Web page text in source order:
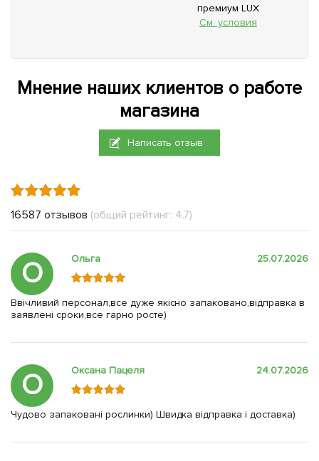
премиум LUX
См. условия
Мнение наших клиентов о работе
магазина
Написать отзыв
16587 отзывов (общий рейтинг: 4.7)
О Ольга 25.07.2026
Ввічливий персонал,все дуже якісно запаковано,відправка в
заявлені сроки,все гарно росте)
О Оксана Пацеля 24.07.2026
Чудово запаковані рослинки) Швидка відправка і доставка)